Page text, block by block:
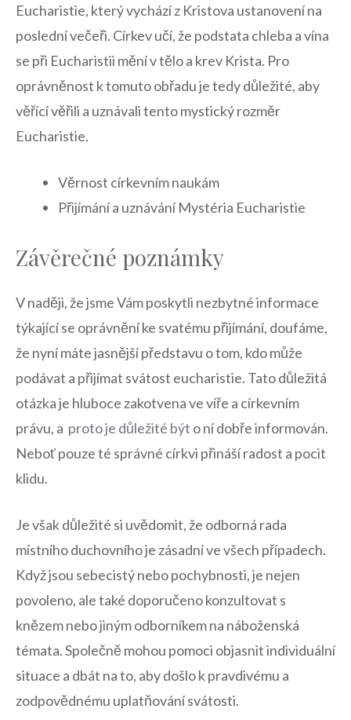
Eucharistie, který vychází ‌z ⁣Kristova ustanovení na
poslední večeři.⁣ Církev učí, že podstata chleba⁤ a vína
se‌ při Eucharistii‌ mění‍ v⁤ tělo⁢ a krev Krista. Pro
⁢oprávněnost ⁤k ⁢tomuto obřadu je tedy důležité, ‌aby
věřící věřili ‍a uznávali tento mystický​ rozměr
⁢Eucharistie.
Věrnost církevním naukám
Přijímání a uznávání Mystéria Eucharistie
Závěrečné⁣ poznámky
V naději, že jsme Vám poskytli ‌nezbytné informace
týkající se oprávnění ke svatému‍ přijímání, ⁢doufáme,
že nyní máte jasnější představu‍ o tom, kdo může ​
podávat a přijímat svátost⁤ eucharistie.⁢ Tato důležitá
otázka je hluboce⁣ zakotvena ve víře⁤ a církevním
právu, a ​ proto je důležité​ být ⁣o ní dobře ‍informován.
Neboť pouze té správné církvi přináší​ radost⁤ a pocit
klidu.
Je však⁢ důležité si uvědomit, že⁤ odborná rada
místního duchovního je zásadní ⁣ve všech​ případech.
Když jsou sebecistý nebo pochybnosti,⁣ je nejen
povoleno, ale také⁣ doporučeno ‌konzultovat s
knězem nebo jiným odborníkem na náboženská
témata. Společně ⁤mohou pomoci objasnit individuální
situace a dbát ‌na to, aby došlo k pravdivému a
⁣zodpovědnému​ uplatňování svátosti.